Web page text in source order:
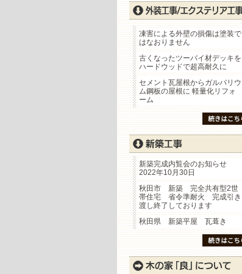
凍害による外壁の損傷は塗装で
はなおりません
古くなったツーバイ材デッキを
ハードウッドで超高耐久に
セメント瓦屋根からガルバリウ
ム鋼板の屋根に 軽量化リフォ
ーム
新築完成内覧会のお知らせ
2022年10月30日
秋田市 新築 完全共有型2世
帯住宅 省令準耐火 完成引き
渡し終了しております
秋田県 新築平屋 瓦葺き